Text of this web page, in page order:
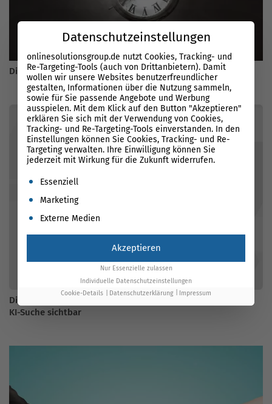
Die Entwicklung des Google Ads Editors
Die besten Keywords finden: So wirst du in Google und der
KI-Suche sichtbar
Datenschutzeinstellungen
onlinesolutionsgroup.de nutzt Cookies, Tracking- und
Re-Targeting-Tools (auch von Drittanbietern). Damit
wollen wir unsere Websites benutzerfreundlicher
gestalten, Informationen über die Nutzung sammeln,
sowie für Sie passende Angebote und Werbung
ausspielen. Mit dem Klick auf den Button "Akzeptieren"
erklären Sie sich mit der Verwendung von Cookies,
Tracking- und Re-Targeting-Tools einverstanden. In den
Einstellungen können Sie Cookies, Tracking- und Re-
Targeting verwalten. Ihre Einwilligung können Sie
jederzeit mit Wirkung für die Zukunft widerrufen.
Es folgt eine Liste der Service-Gruppen, für die eine
Essenziell
Marketing
Externe Medien
Akzeptieren
Nur Essenzielle zulassen
Individuelle Datenschutzeinstellungen
Cookie-Details
Datenschutzerklärung Impressum